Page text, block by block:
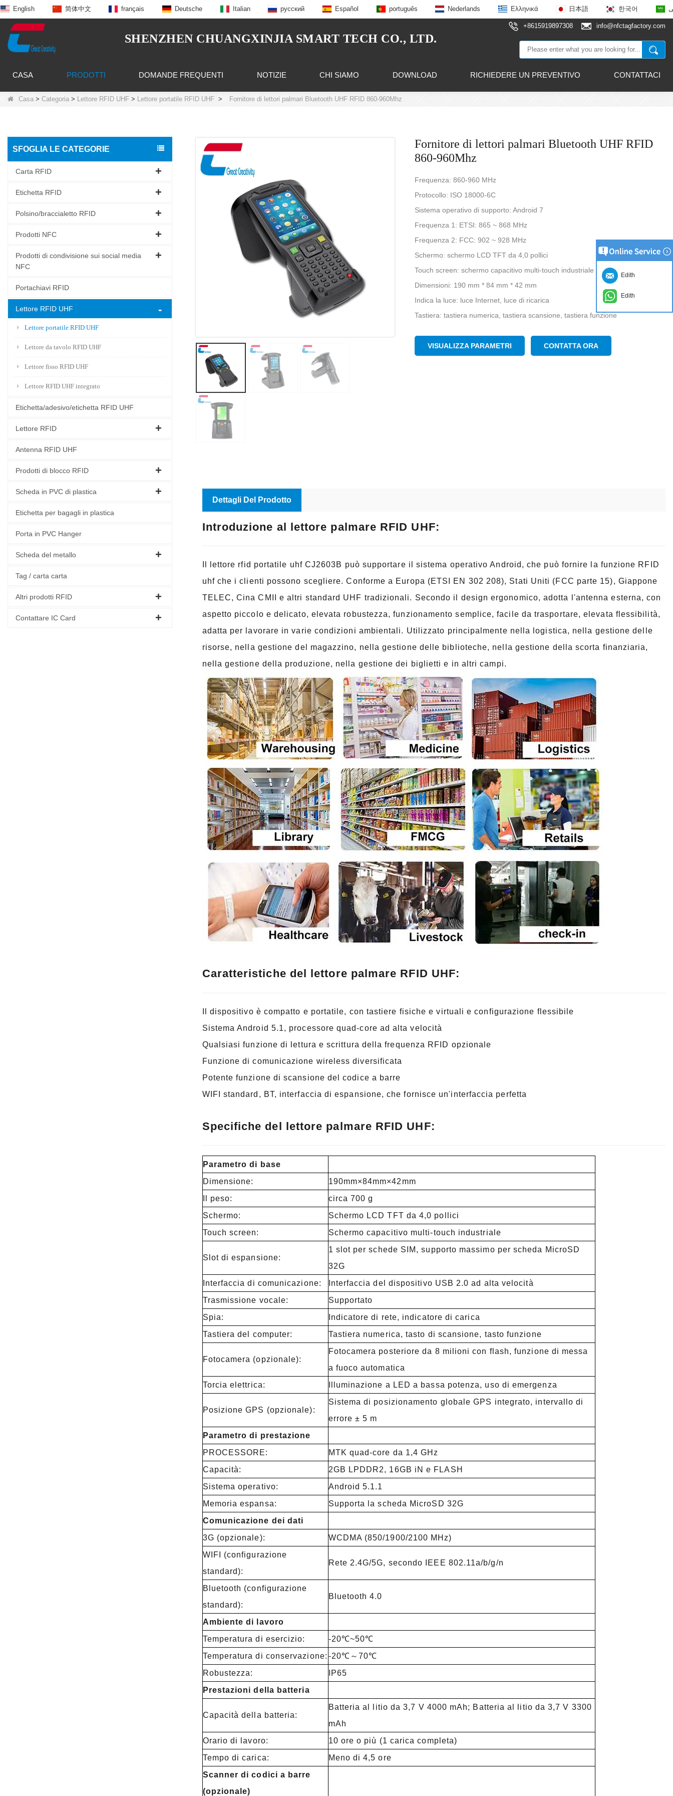
English 简体中文 français Deutsche Italian русский Español português Nederlands Ελληνικά 日本語 한국어
SHENZHEN CHUANGXINJIA SMART TECH CO., LTD.
+8615919897308 info@nfctagfactory.com
CASA PRODOTTI DOMANDE FREQUENTI NOTIZIE CHI SIAMO DOWNLOAD RICHIEDERE UN PREVENTIVO CONTATTACI
Casa > Categoria > Lettore RFID UHF > Lettore portatile RFID UHF > Fornitore di lettori palmari Bluetooth UHF RFID 860-960Mhz
SFOGLIA LE CATEGORIE
Carta RFID
Etichetta RFID
Polsino/braccialetto RFID
Prodotti NFC
Prodotti di condivisione sui social media
NFC
Portachiavi RFID
Lettore RFID UHF
Lettore portatile RFID UHF
Lettore da tavolo RFID UHF
Lettore fisso RFID UHF
Lettore RFID UHF integrato
Etichetta/adesivo/etichetta RFID UHF
Lettore RFID
Antenna RFID UHF
Prodotti di blocco RFID
Scheda in PVC di plastica
Etichetta per bagagli in plastica
Porta in PVC Hanger
Scheda del metallo
Tag / carta carta
Altri prodotti RFID
Contattare IC Card
Fornitore di lettori palmari Bluetooth UHF RFID
860-960Mhz
Frequenza: 860-960 MHz
Protocollo: ISO 18000-6C
Sistema operativo di supporto: Android 7
Frequenza 1: ETSI: 865 ~ 868 MHz
Frequenza 2: FCC: 902 ~ 928 MHz
Schermo: schermo LCD TFT da 4,0 pollici
Touch screen: schermo capacitivo multi-touch industriale
Dimensioni: 190 mm * 84 mm * 42 mm
Indica la luce: luce Internet, luce di ricarica
Tastiera: tastiera numerica, tastiera scansione, tastiera funzione
VISUALIZZA PARAMETRI CONTATTA ORA
Dettagli Del Prodotto
Introduzione al lettore palmare RFID UHF:
Il lettore rfid portatile uhf CJ2603B può supportare il sistema operativo Android, che può fornire la funzione RFID
uhf che i clienti possono scegliere. Conforme a Europa (ETSI EN 302 208), Stati Uniti (FCC parte 15), Giappone
TELEC, Cina CMII e altri standard UHF tradizionali. Secondo il design ergonomico, adotta l'antenna esterna, con
aspetto piccolo e delicato, elevata robustezza, funzionamento semplice, facile da trasportare, elevata flessibilità,
adatta per lavorare in varie condizioni ambientali. Utilizzato principalmente nella logistica, nella gestione delle
risorse, nella gestione del magazzino, nella gestione delle biblioteche, nella gestione della scorta finanziaria,
nella gestione della produzione, nella gestione dei biglietti e in altri campi.
Caratteristiche del lettore palmare RFID UHF:
Il dispositivo è compatto e portatile, con tastiere fisiche e virtuali e configurazione flessibile
Sistema Android 5.1, processore quad-core ad alta velocità
Qualsiasi funzione di lettura e scrittura della frequenza RFID opzionale
Funzione di comunicazione wireless diversificata
Potente funzione di scansione del codice a barre
WIFI standard, BT, interfaccia di espansione, che fornisce un'interfaccia perfetta
Specifiche del lettore palmare RFID UHF:
Parametro di base
Dimensione:
190mm×84mm×42mm
Il peso:
circa 700 g
Schermo:
Schermo LCD TFT da 4,0 pollici
Touch screen:
Schermo capacitivo multi-touch industriale
Slot di espansione:
1 slot per schede SIM, supporto massimo per scheda MicroSD
32G
Interfaccia di comunicazione:
Interfaccia del dispositivo USB 2.0 ad alta velocità
Trasmissione vocale:
Supportato
Spia:
Indicatore di rete, indicatore di carica
Tastiera del computer:
Tastiera numerica, tasto di scansione, tasto funzione
Fotocamera (opzionale):
Fotocamera posteriore da 8 milioni con flash, funzione di messa
a fuoco automatica
Torcia elettrica:
Illuminazione a LED a bassa potenza, uso di emergenza
Posizione GPS (opzionale):
Sistema di posizionamento globale GPS integrato, intervallo di
errore ± 5 m
Parametro di prestazione
PROCESSORE:
MTK quad-core da 1,4 GHz
Capacità:
2GB LPDDR2, 16GB iN e FLASH
Sistema operativo:
Android 5.1.1
Memoria espansa:
Supporta la scheda MicroSD 32G
Comunicazione dei dati
3G (opzionale):
WCDMA (850/1900/2100 MHz)
WIFI (configurazione
standard):
Rete 2.4G/5G, secondo IEEE 802.11a/b/g/n
Bluetooth (configurazione
standard):
Bluetooth 4.0
Ambiente di lavoro
Temperatura di esercizio:
-20℃~50℃
Temperatura di conservazione: -20℃～70℃
Robustezza:
IP65
Prestazioni della batteria
Capacità della batteria:
Batteria al litio da 3,7 V 4000 mAh; Batteria al litio da 3,7 V 3300
mAh
Orario di lavoro:
10 ore o più (1 carica completa)
Tempo di carica:
Meno di 4,5 ore
Scanner di codici a barre
(opzionale)
Edith
Edith